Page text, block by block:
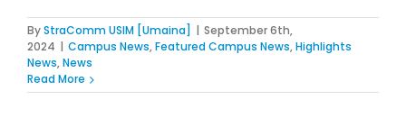
ByStraComm USIM [Umaina] | September 6th,
2024 | Campus News,Featured Campus News,Highlights
News,News
Read More